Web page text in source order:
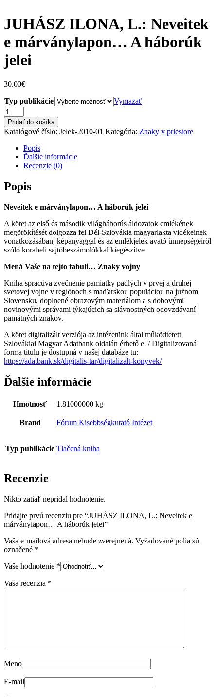
JUHÁSZ ILONA, L.: Neveitek
e márványlapon… A háborúk
jelei
30.00€
Typ publikácie
Vymazať
množstvo
JUHÁSZ
ILONA,
L.:
Neveitek
márványlapon…
háborúk
jelei
Pridať do košíka
Katalógové číslo: Jelek-2010-01 Kategória: Znaky v priestore
Popis
Ďalšie informácie
Recenzie (0)
Popis
Neveitek e márványlapon… A háborúk jelei
A kötet az első és második világháborús áldozatok emlékének
megörökítését dolgozza fel Dél-Szlovákia magyarlakta vidékeinek
vonatkozásában, képanyaggal és az emlékjelek avató ünnepségeiről
szóló korabeli sajtóbeszámolókkal kiegészítve.
Mená Vaše na tejto tabuli… Znaky vojny
Kniha spracúva zvečnenie pamiatky padlých v prvej a druhej
svetovej vojne v regiónoch s maďarskou populáciou na južnom
Slovensku, doplnené obrazovým materiálom a s dobovými
novinovými správami týkajúcich sa slávnostných odovzdávaní
pamätných znakov.
A kötet digitalizált verziója az intézetünk által működtetett
Szlovákiai Magyar Adatbank oldalán érhető el / Digitalizovaná
forma titulu je dostupná v našej databáze tu:
https://adatbank.sk/digitalis-tar/digitalizalt-konyvek/
Ďalšie informácie
Hmotnosť 1.81000000 kg
Brand Fórum Kisebbségkutató Intézet
Typ publikácie Tlačená kniha
Recenzie
Nikto zatiaľ nepridal hodnotenie.
Pridajte prvú recenziu pre “JUHÁSZ ILONA, L.: Neveitek e
márványlapon… A háborúk jelei”
Vaša e-mailová adresa nebude zverejnená. Vyžadované polia sú
označené *
Vaše hodnotenie *
Vaša recenzia *
Meno
E-mail